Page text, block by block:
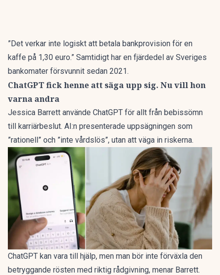
”Det verkar inte logiskt att betala bankprovision för en
kaffe på 1,30 euro.” Samtidigt har en fjärdedel av Sveriges
bankomater försvunnit sedan 2021.
ChatGPT fick henne att säga upp sig. Nu vill hon
varna andra
Jessica Barrett använde ChatGPT för allt från bebissömn
till karriärbeslut. AI:n presenterade uppsägningen som
”rationell” och ”inte vårdslös”, utan att väga in riskerna.
ChatGPT kan vara till hjälp, men man bör inte förväxla den
betryggande rösten med riktig rådgivning, menar Barrett.